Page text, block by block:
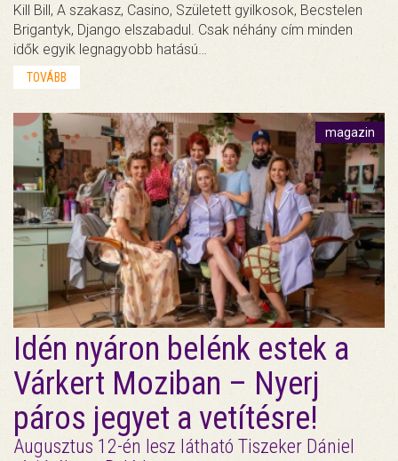
Kill Bill, A szakasz, Casino, Született gyilkosok, Becstelen
Brigantyk, Django elszabadul. Csak néhány cím minden
idők egyik legnagyobb hatású…
TOVÁBB
magazin
Idén nyáron belénk estek a
Várkert Moziban – Nyerj
páros jegyet a vetítésre!
Augusztus 12-én lesz látható Tiszeker Dániel